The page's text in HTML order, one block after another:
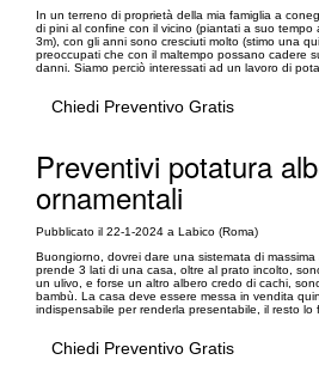
In un terreno di proprietà della mia famiglia a
di pini al confine con il vicino (piantati a suo tempo
3m), con gli anni sono cresciuti molto (stimo una
preoccupati che con il maltempo possano cadere
danni. Siamo perciò interessati ad un lavoro di
Chiedi Preventivo Gratis
Preventivi potatura
ornamentali
Pubblicato il 22-1-2024 a Labico (Roma)
Buongiorno, dovrei dare una sistemata di
prende 3 lati di una casa, oltre al prato incolto,
un ulivo, e forse un altro albero credo di cachi,
bambù. La casa deve essere messa in vendita
indispensabile per renderla presentabile, il resto lo
Chiedi Preventivo Gratis